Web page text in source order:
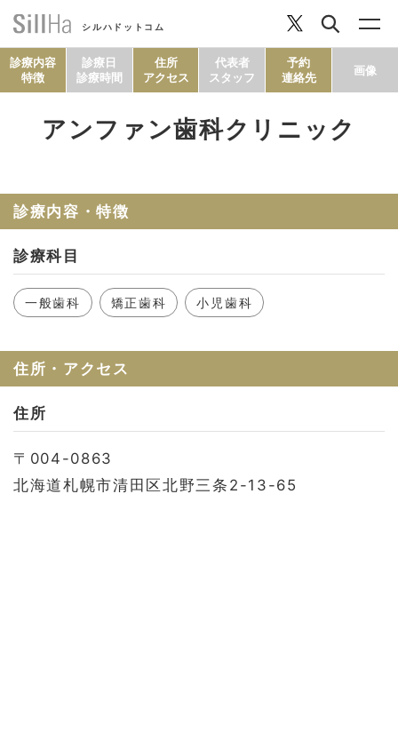
シルハドットコム
セルフチェック
診療内容
特徴
診療日
診療時間
住所
アクセス
代表者
スタッフ
予約
連絡先
画像
アンファン歯科クリニック
診療内容・特徴
診療科目
一般歯科 矯正歯科 小児歯科
住所・アクセス
住所
〒004-0863
北海道札幌市清田区北野三条2-13-65